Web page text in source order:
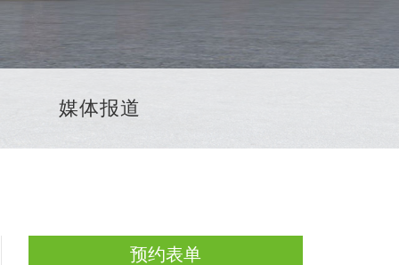
媒体报道
预约表单